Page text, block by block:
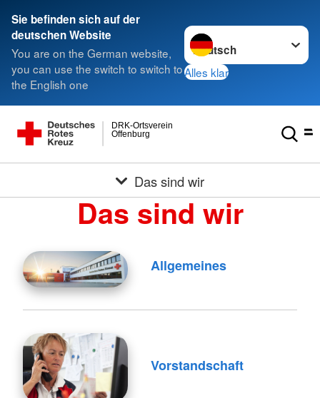
Sie befinden sich auf der
deutschen Website
You are on the German website,
you can use the switch to switch to
the English one
Sprache wechseln zu
Alles klar
Offenburg
DRK-Ortsverein
Das sind wir
Das sind wir
Allgemeines
Vorstandschaft